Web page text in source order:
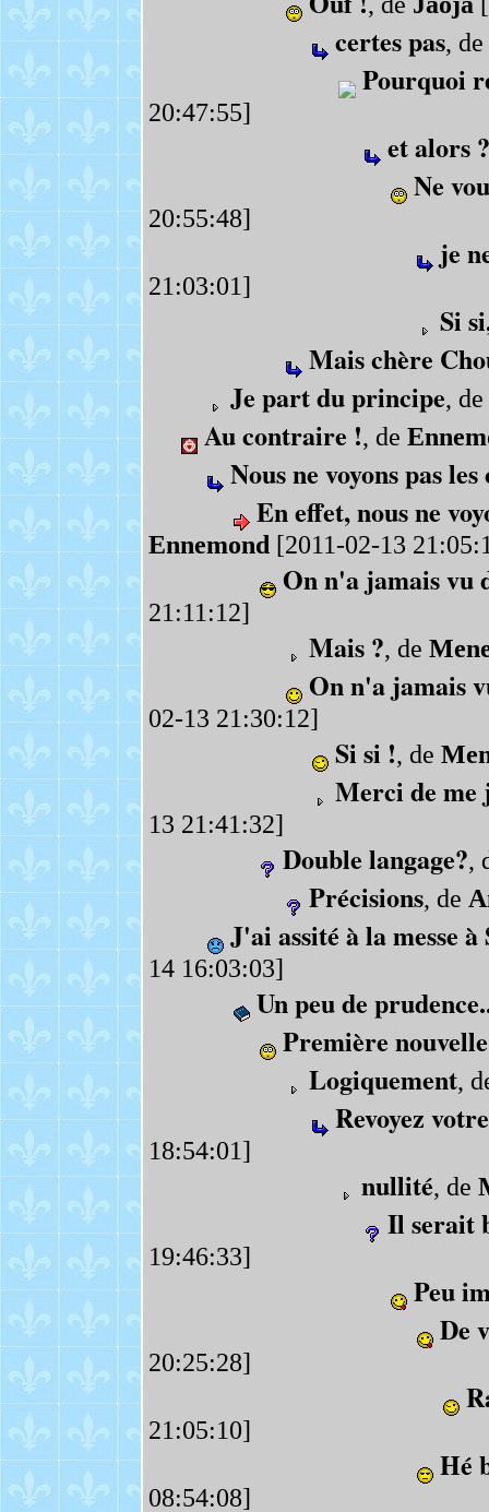
certes pas, de
Pourquoi
20:47:55]
et alors ?
Ne
20:55:48]
je
21:03:01]
Si
Mais chère
Je part du principe, de
Au contraire !, de
Nous ne voyons pas les
En effet, nous ne
Ennemond [2011-02-13
On n'a jamais vu
21:11:12]
Mais ?, de
On n'a jamais
02-13 21:30:12]
Si si !, de
Merci de me
13 21:41:32]
Double langage?,
Précisions, de
J'ai assité à la messe
14 16:03:03]
Un peu de
Première
Logiquement,
Revoyez
18:54:01]
nullité, de
Il serait
19:46:33]
Peu
De
20:25:28]
21:05:10]
Hé
08:54:08]